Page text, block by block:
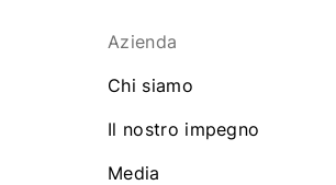
Azienda
Chi siamo
Il nostro impegno
Media